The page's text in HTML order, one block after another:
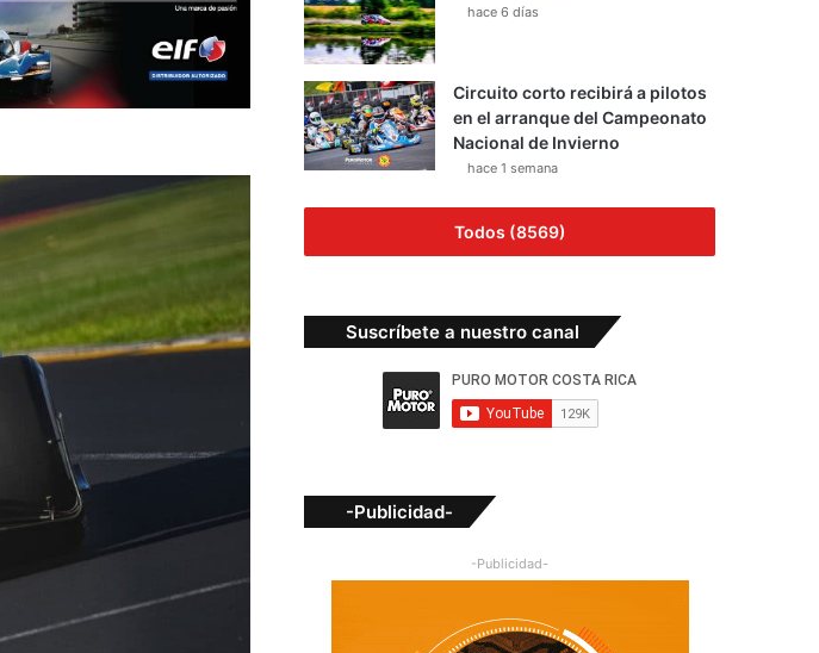
hace 6 días
Circuito corto recibirá a pilotos
en el arranque del Campeonato
Nacional de Invierno
hace 1 semana
Todos (8569)
Suscríbete a nuestro canal
-Publicidad-
-Publicidad-